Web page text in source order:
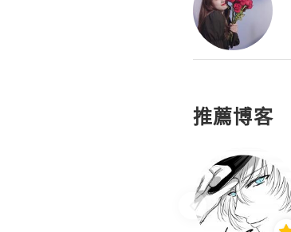
推薦博客